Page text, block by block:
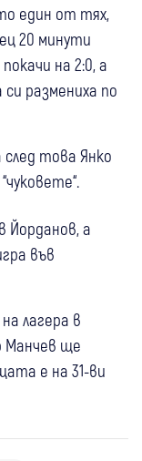
един от тях,
20 минути
на 2:0, а
размениха по
след това Янко
Йорданов, а
във
лагера в
Манчев ще
е на 31-ви